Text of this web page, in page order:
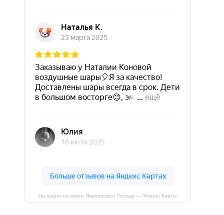
На шарик на карте Павловского Посада — Яндекс Карты